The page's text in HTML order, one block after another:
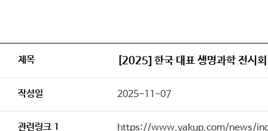
제목 [2025] 한국 대표 생명과학 전시
작성일 2025-11-07
관련링크 1 https://www.yakup.com/news/